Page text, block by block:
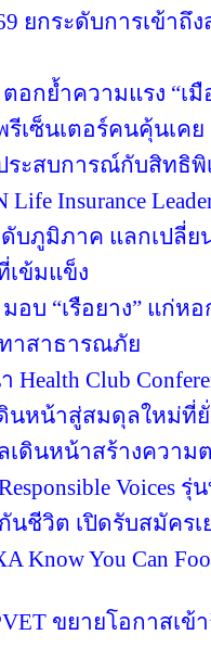
ยกระดับการเข้าถึ
อกย้ำความแรง “เ
เซ็นเตอร์คนคุ้นเค
ระสบการณ์กับสิทธิ
Insurance
บภูมิภาค แลกเปลี่
เข้มแข็ง
อบ “เรือยาง” แก่ห
าสาธารณภัย
Health Club
นหน้าสู่สมดุลใหม่ที่
เดินหน้าสร้างความ
Voices รุ่
นชีวิต เปิดรับสมัค
Know You Can
ขยายโอกาสเ